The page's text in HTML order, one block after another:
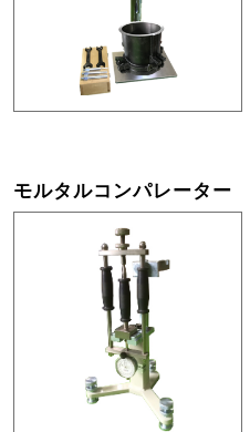
モルタルコンパレーター